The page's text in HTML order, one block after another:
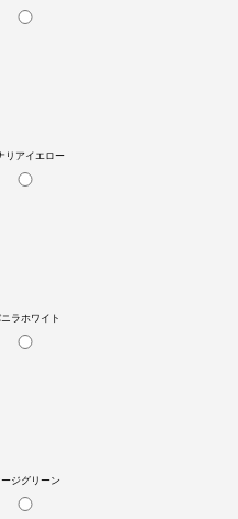
リアイエロー
ラホワイト
ジグリーン